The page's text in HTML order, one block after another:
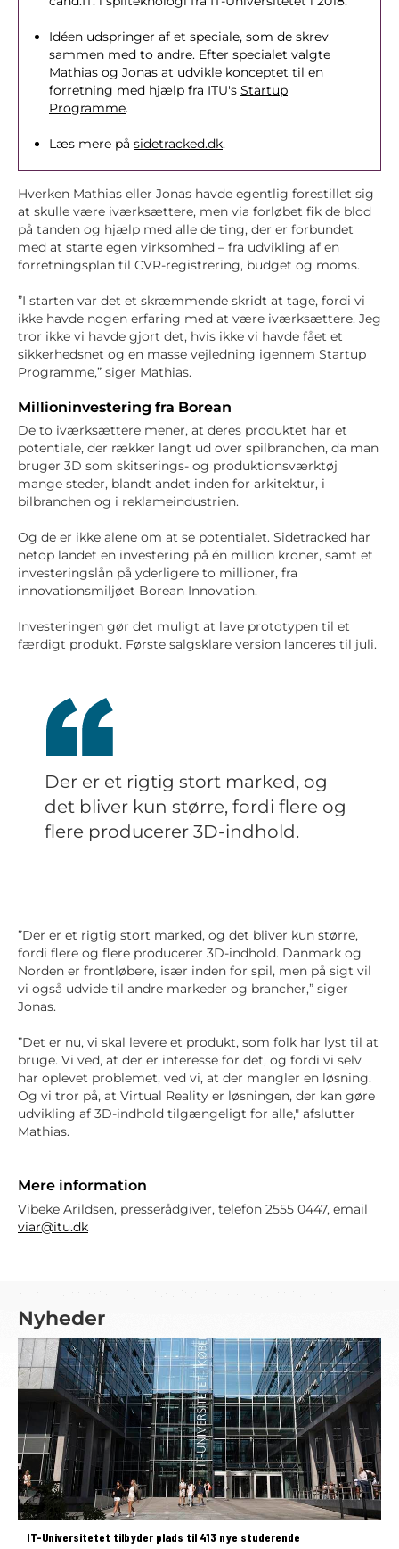
Idéen udspringer af et speciale, som de skrev
sammen med to andre. Efter specialet valgte
Mathias og Jonas at udvikle konceptet til en
forretning med hjælp fra ITU's Startup
Programme.
Læs mere på sidetracked.dk.
Hverken Mathias eller Jonas havde egentlig forestillet sig
at skulle være iværksættere, men via forløbet fik de blod
på tanden og hjælp med alle de ting, der er forbundet
med at starte egen virksomhed – fra udvikling af en
forretningsplan til CVR-registrering, budget og moms.
”I starten var det et skræmmende skridt at tage, fordi vi
ikke havde nogen erfaring med at være iværksættere. Jeg
tror ikke vi havde gjort det, hvis ikke vi havde fået et
sikkerhedsnet og en masse vejledning igennem Startup
Programme,” siger Mathias.
Millioninvestering fra Borean
De to iværksættere mener, at deres produktet har et
potentiale, der rækker langt ud over spilbranchen, da man
bruger 3D som skitserings- og produktionsværktøj
mange steder, blandt andet inden for arkitektur, i
bilbranchen og i reklameindustrien.
Og de er ikke alene om at se potentialet. Sidetracked har
netop landet en investering på én million kroner, samt et
investeringslån på yderligere to millioner, fra
innovationsmiljøet Borean Innovation.
Investeringen gør det muligt at lave prototypen til et
færdigt produkt. Første salgsklare version lanceres til juli.
Der er et rigtig stort marked, og
det bliver kun større, fordi flere og
flere producerer 3D-indhold.
”Der er et rigtig stort marked, og det bliver kun større,
fordi flere og flere producerer 3D-indhold. Danmark og
Norden er frontløbere, især inden for spil, men på sigt vil
vi også udvide til andre markeder og brancher,” siger
Jonas.
”Det er nu, vi skal levere et produkt, som folk har lyst til at
bruge. Vi ved, at der er interesse for det, og fordi vi selv
har oplevet problemet, ved vi, at der mangler en løsning.
Og vi tror på, at Virtual Reality er løsningen, der kan gøre
udvikling af 3D-indhold tilgængeligt for alle," afslutter
Mathias.
Mere information
Vibeke Arildsen, presserådgiver, telefon 2555 0447, email
viar@itu.dk
Nyheder
IT-Universitetet tilbyder plads til 413 nye studerende